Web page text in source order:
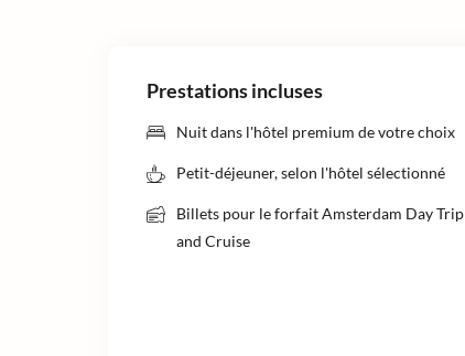
Prestations incluses
Nuit dans l'hôtel premium de votre choix
Petit-déjeuner, selon l'hôtel sélectionné
Billets pour le forfait Amsterdam Day Trip
and Cruise